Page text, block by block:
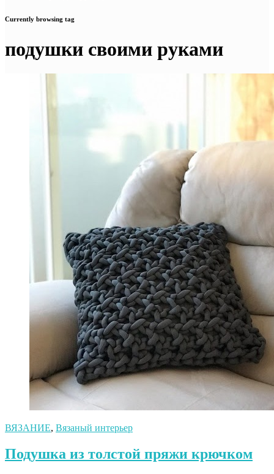
Currently browsing tag
подушки своими руками
ВЯЗАНИЕ, Вязаный интерьер
Подушка из толстой пряжи крючком